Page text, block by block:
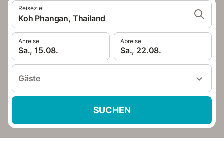
Reiseziel
Koh Phangan, Thailand
Anreise
Sa., 15.08.
Abreise
Sa., 22.08.
Gäste
SUCHEN